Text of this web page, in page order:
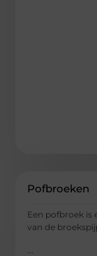
Pofbroeken
Een pofbroek is
van de